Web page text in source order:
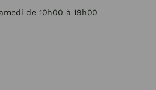
de 10h00 à 19h00